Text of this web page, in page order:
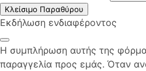
Κλείσιμο Παραθύρου
Εκδήλωση ενδιαφέροντος
Η συμπλήρωση αυτής της
παραγγελία προς εμάς. Όταν